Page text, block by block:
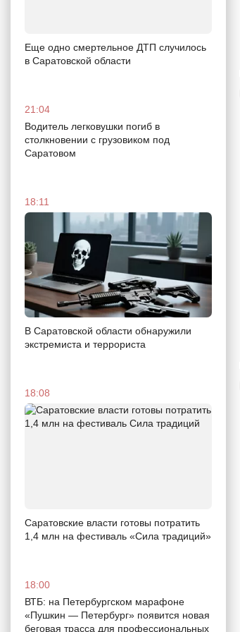
Еще одно смертельное ДТП случилось
в Саратовской области
21:04
Водитель легковушки погиб в
столкновении с грузовиком под
Саратовом
18:11
В Саратовской области обнаружили
экстремиста и террориста
18:08
Саратовские власти готовы потратить
1,4 млн на фестиваль «Сила традиций»
18:00
ВТБ: на Петербургском марафоне
«Пушкин — Петербург» появится новая
беговая трасса для профессиональных